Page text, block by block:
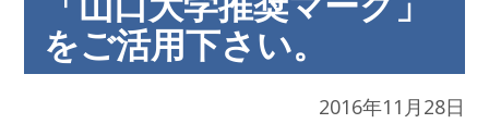
をご活用下さい。
2016年11月28日